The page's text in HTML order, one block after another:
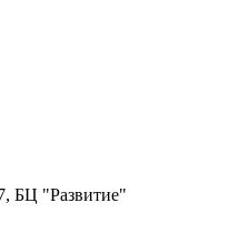
БЦ "Развитие"